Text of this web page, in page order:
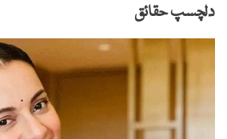
دلچسپ حقائق